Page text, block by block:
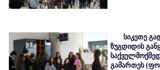
სიკეთე
ზუგდიდის
გამართეს